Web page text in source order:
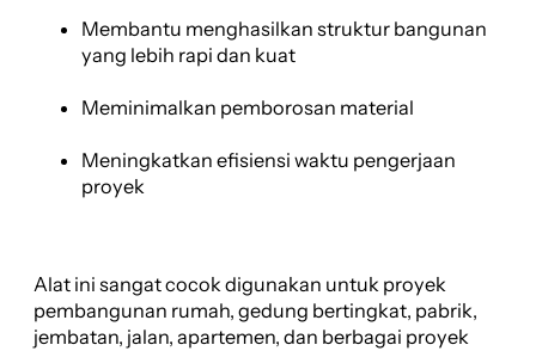
Membantu menghasilkan struktur bangunan
yang lebih rapi dan kuat
Meminimalkan pemborosan material
Meningkatkan efisiensi waktu pengerjaan
proyek
Alat ini sangat cocok digunakan untuk proyek
pembangunan rumah, gedung bertingkat, pabrik,
jembatan, jalan, apartemen, dan berbagai proyek